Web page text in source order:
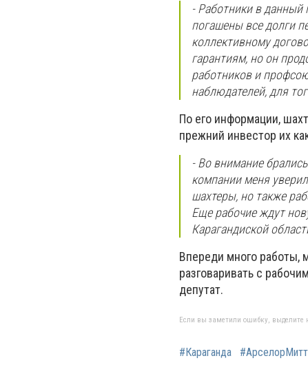
- Работники в данный
погашены все долги
коллективному
гарантиям, но он
работников и
наблюдателей, для
По его информации,
прежний инвестор их
- Во внимание
компании меня
шахтеры, но также
Еще рабочие ждут
Карагандиской
Впереди много работы,
разговаривать с
депутат.
Если вы заметили ошибку, выделите
#Караганда